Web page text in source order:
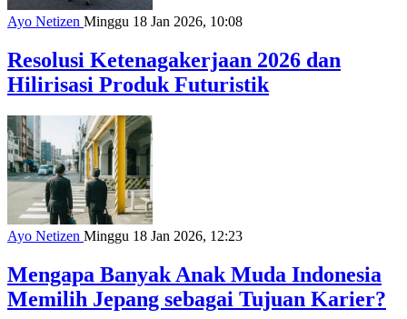
Ayo Netizen Minggu 18 Jan 2026, 10:08
Resolusi Ketenagakerjaan 2026 dan
Hilirisasi Produk Futuristik
Ayo Netizen Minggu 18 Jan 2026, 12:23
Mengapa Banyak Anak Muda Indonesia
Memilih Jepang sebagai Tujuan Karier?